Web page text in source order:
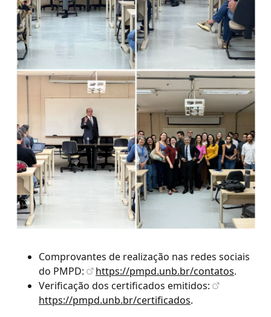
Comprovantes de realização nas redes sociais
do PMPD:
https://pmpd.unb.br/contatos.
Verificação dos certificados emitidos:
https://pmpd.unb.br/certificados.